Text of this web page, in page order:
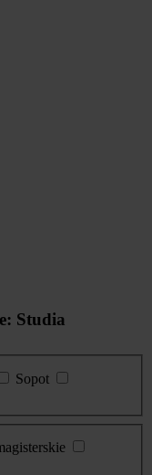
Studia
Sopot